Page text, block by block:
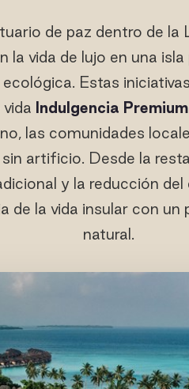
de paz dentro de la
vida de lujo en una
Estas
Indulgencia
las comunidades
artificio. Desde la
y la reducción
de la vida insular con
natural.